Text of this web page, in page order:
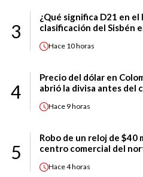
3
¿Qué significa D21 en el
clasificación del Sisbén
Hace 10 horas
4
Precio del dólar en
abrió la divisa antes del
Hace 9 horas
5
Robo de un reloj de $40
centro comercial del
Hace4 horas